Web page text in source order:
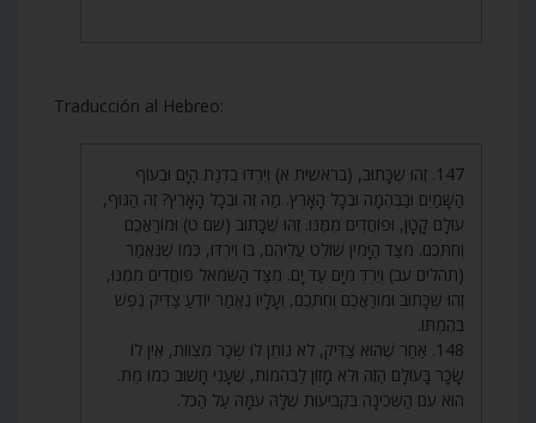
Traducción al Hebreo:
147. זֶהוּ שֶׁכָּתוּב, (בראשית א) וְיִרְדּוּ בִדְגַת הַיָּם וּבְעוֹף
הַשָּׁמַיִם וּבַבְּהֵמָה וּבְכָל הָאָרֶץ. מַה זֶּה וּבְכָל הָאָרֶץ? זֶה הַגּוּף,
עוֹלָם קָטָן, וּפוֹחֲדִים מִמֶּנּוּ. זֶהוּ שֶׁכָּתוּב (שם ט) וּמוֹרַאֲכֶם
וְחִתְּכֶם. מִצַּד הַיָּמִין שׁוֹלֵט עֲלֵיהֶם, בּוֹ וְיִרְדּוּ, כְּמוֹ שֶׁנֶּאֱמַר
(תהלים עב) וְיֵרְדְּ מִיָּם עַד יָם. מִצַּד הַשְּׂמֹאל פּוֹחֲדִים מִמֶּנּוּ,
זֶהוּ שֶׁכָּתוּב וּמוֹרַאֲכֶם וְחִתְּכֶם, וְעָלָיו נֶאֱמַר יוֹדֵעַ צַדִּיק נֶפֶשׁ
בְּהֶמְתּוֹ.
148. אַחַר שֶׁהוּא צַדִּיק, לֹא נוֹתֵן לוֹ שְׂכַר מִצְווֹת, אֵין לוֹ
שָׂכָר בָּעוֹלָם הַזֶּה וְלֹא מָזוֹן לַבְּהֵמוֹת, שֶׁעָנִי חָשׁוּב כְּמוֹ מֵת.
הוּא עִם הַשְּׁכִינָה בִּקְבִיעוּת שֶׁלָּהּ עִמָּהּ עַל הַכֹּל.